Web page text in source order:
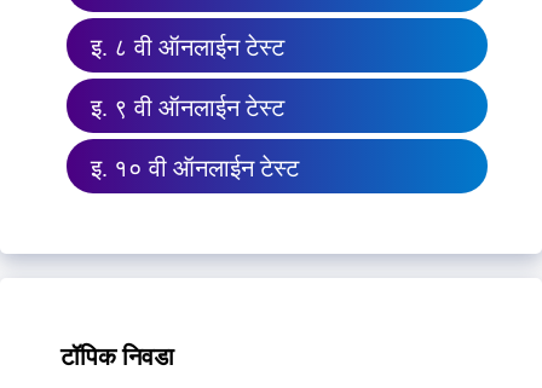
इ. ८ वी ऑनलाईन टेस्ट
इ. ९ वी ऑनलाईन टेस्ट
इ. १० वी ऑनलाईन टेस्ट
टॉपिक निवडा